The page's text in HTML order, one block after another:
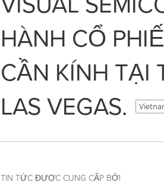
HÀNH CỔ
CẦN KÍNH TẠI
LAS VEGAS.
TIN TỨC ĐƯỢC CUNG CẤP BỞI